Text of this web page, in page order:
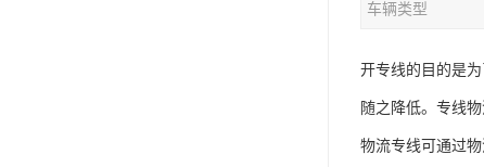
车辆类型
开专线的目的是
随之降低。专线
物流专线可通过